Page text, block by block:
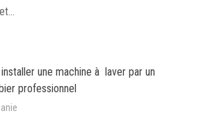
une machine à laver par un
professionnel